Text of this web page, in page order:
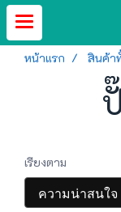
หน้าแรก สินค้า
เรียงตาม